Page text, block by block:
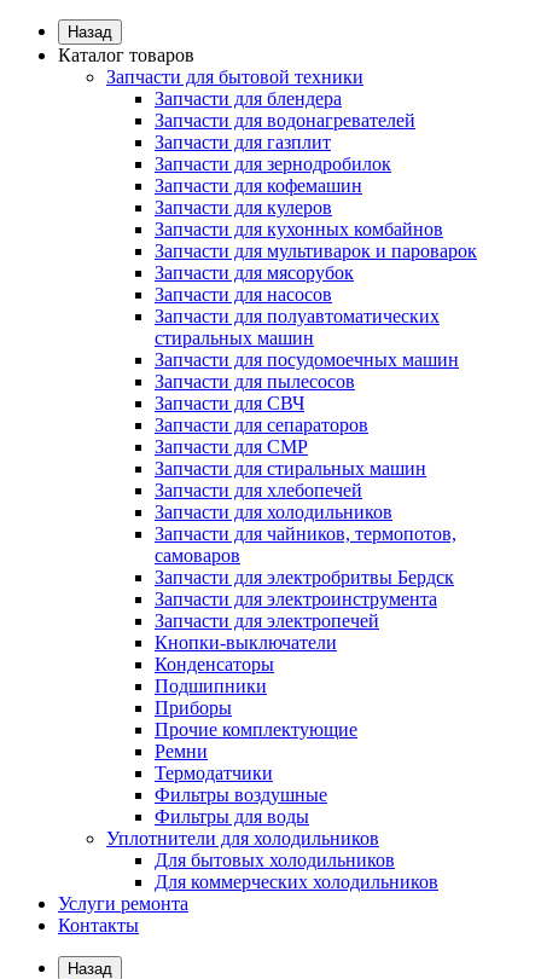
Назад
Каталог товаров
Запчасти для бытовой техники
Запчасти для блендера
Запчасти для водонагревателей
Запчасти для газплит
Запчасти для зернодробилок
Запчасти для кофемашин
Запчасти для кулеров
Запчасти для кухонных комбайнов
Запчасти для мультиварок и пароварок
Запчасти для мясорубок
Запчасти для насосов
Запчасти для полуавтоматических
стиральных машин
Запчасти для посудомоечных машин
Запчасти для пылесосов
Запчасти для СВЧ
Запчасти для сепараторов
Запчасти для СМР
Запчасти для стиральных машин
Запчасти для хлебопечей
Запчасти для холодильников
Запчасти для чайников, термопотов,
самоваров
Запчасти для электробритвы Бердск
Запчасти для электроинструмента
Запчасти для электропечей
Кнопки-выключатели
Конденсаторы
Подшипники
Приборы
Прочие комплектующие
Ремни
Термодатчики
Фильтры воздушные
Фильтры для воды
Уплотнители для холодильников
Для бытовых холодильников
Для коммерческих холодильников
Услуги ремонта
Контакты
Назад